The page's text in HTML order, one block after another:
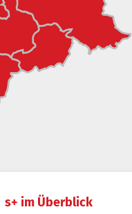
s+ im Überblick